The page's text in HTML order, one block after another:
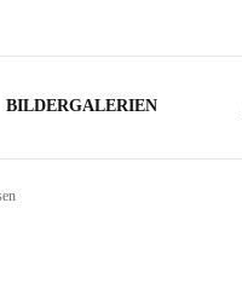
BILDERGALERIEN